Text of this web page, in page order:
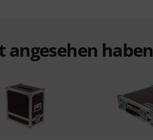
angesehen haben